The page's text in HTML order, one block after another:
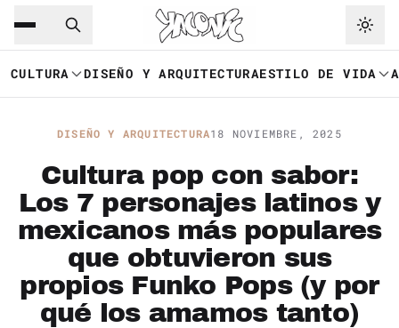
Saltar al contenido principal
CULTURA DISEÑO Y ARQUITECTURAESTILO DE VIDA
DISEÑO Y ARQUITECTURA18 NOVIEMBRE, 2025
Cultura pop con sabor:
Los 7 personajes latinos y
mexicanos más populares
que obtuvieron sus
propios Funko Pops (y por
qué los amamos tanto)